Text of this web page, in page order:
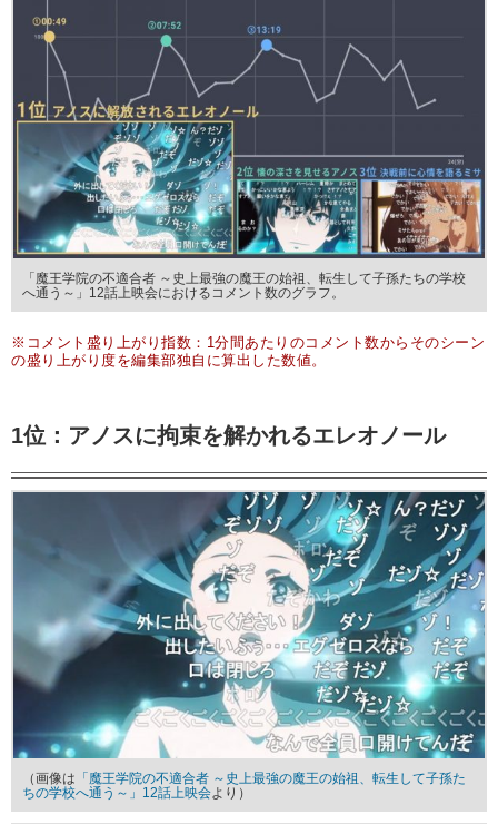
「魔王学院の不適合者 ～史上最強の魔王の始祖、転生して子孫たちの学校
へ通う～」12話上映会におけるコメント数のグラフ。
※コメント盛り上がり指数：1分間あたりのコメント数からそのシーン
の盛り上がり度を編集部独自に算出した数値。
1位：アノスに拘束を解かれるエレオノール
（画像は 「魔王学院の不適合者 ～史上最強の魔王の始祖、転生して子孫た
ちの学校へ通う～」12話上映会より）